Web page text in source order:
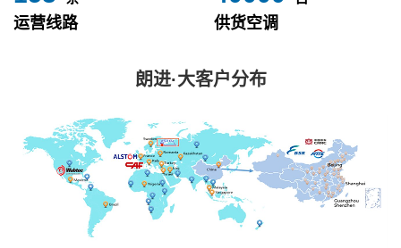
运营线路 供货空调
朗进·大客户分布